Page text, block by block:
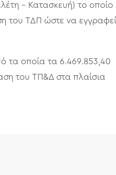
– Κατασκευή) το οποίο
του ΤΔΠ ώστε να εγγραφεί
τα οποία τα 6.469.853,40
του ΤΠ&Δ στα πλαίσια